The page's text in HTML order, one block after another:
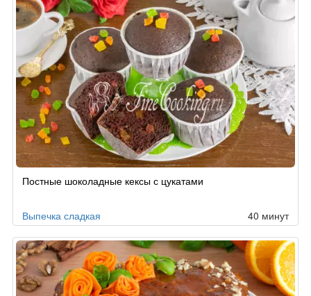
Постные шоколадные кексы с цукатами
Выпечка сладкая 40 минут